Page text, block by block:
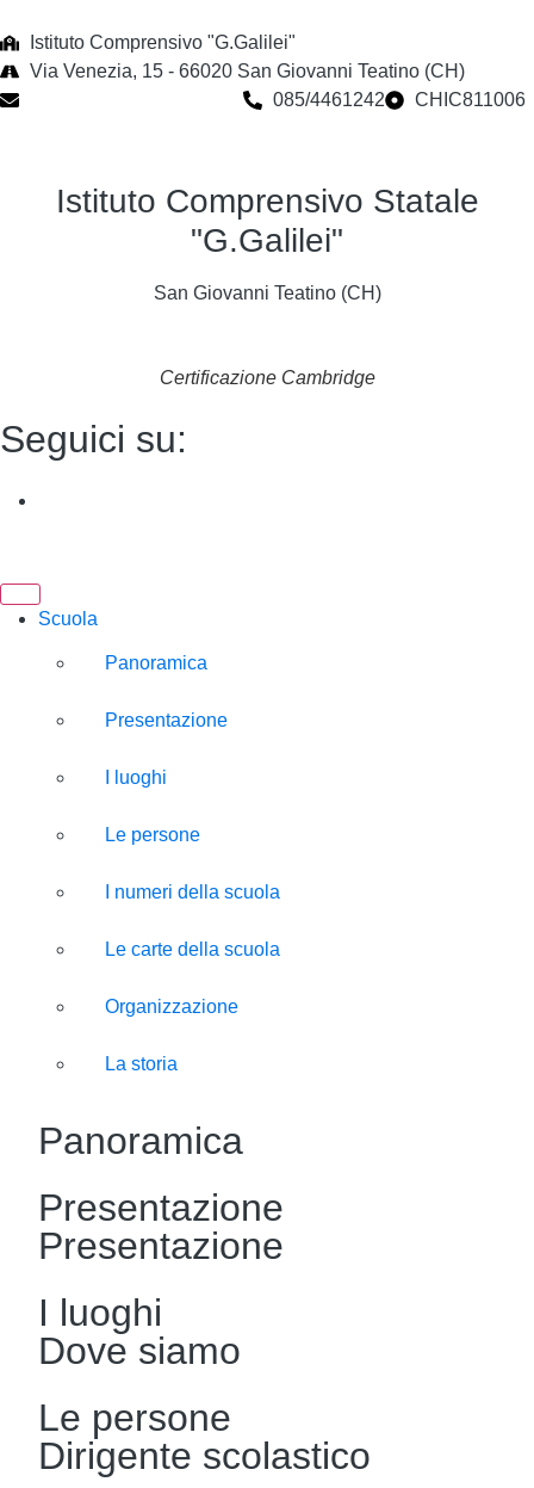
Istituto Comprensivo "G.Galilei"
Via Venezia, 15 - 66020 San Giovanni Teatino (CH)
085/4461242 CHIC811006
Istituto Comprensivo Statale
"G.Galilei"
San Giovanni Teatino (CH)
Certificazione Cambridge
Seguici su:
Scuola
Panoramica
Presentazione
I luoghi
Le persone
I numeri della scuola
Le carte della scuola
Organizzazione
La storia
Panoramica
Presentazione
Presentazione
I luoghi
Dove siamo
Le persone
Dirigente scolastico